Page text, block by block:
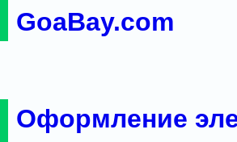
GoaBay.com
Оформление